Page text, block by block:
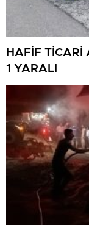
HAFİF TİCARİ
1 YARALI